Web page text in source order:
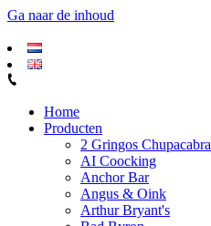
Ga naar de inhoud
Home
Producten
2 Gringos Chupacabra
AI Coocking
Anchor Bar
Angus & Oink
Arthur Bryant's